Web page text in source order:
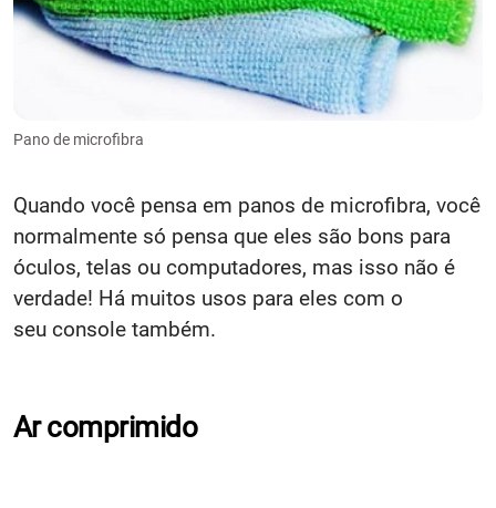
Pano de microfibra
Quando você pensa em panos de microfibra, você
normalmente só pensa que eles são bons para
óculos, telas ou computadores, mas isso não é
verdade! Há muitos usos para eles com o
seu console também.
Ar comprimido